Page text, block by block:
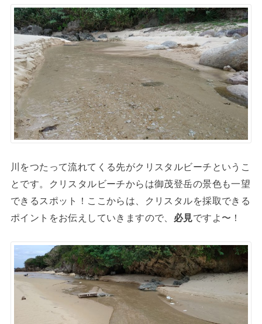
川をつたって流れてくる先がクリスタルビーチというこ
とです。クリスタルビーチからは御茂登岳の景色も一望
できるスポット！ここからは、クリスタルを採取できる
ポイントをお伝えしていきますので、 必見ですよ〜！